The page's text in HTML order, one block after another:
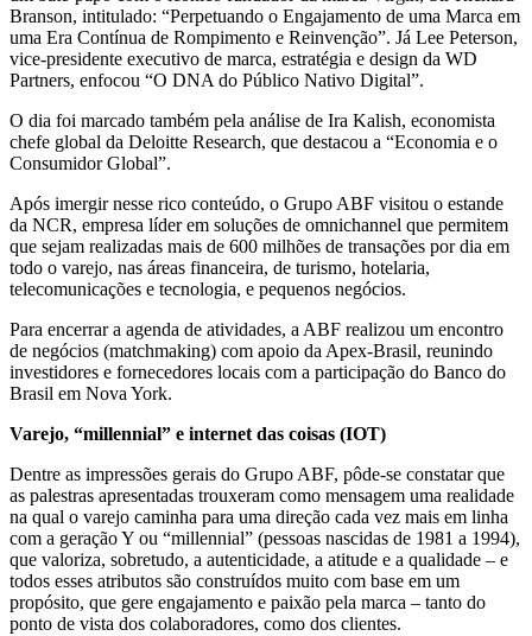
Branson, intitulado: “Perpetuando o Engajamento de uma Marca em
uma Era Contínua de Rompimento e Reinvenção”. Já Lee Peterson,
vice-presidente executivo de marca, estratégia e design da WD
Partners, enfocou “O DNA do Público Nativo Digital”.
O dia foi marcado também pela análise de Ira Kalish, economista
chefe global da Deloitte Research, que destacou a “Economia e o
Consumidor Global”.
Após imergir nesse rico conteúdo, o Grupo ABF visitou o estande
da NCR, empresa líder em soluções de omnichannel que permitem
que sejam realizadas mais de 600 milhões de transações por dia em
todo o varejo, nas áreas financeira, de turismo, hotelaria,
telecomunicações e tecnologia, e pequenos negócios.
Para encerrar a agenda de atividades, a ABF realizou um encontro
de negócios (matchmaking) com apoio da Apex-Brasil, reunindo
investidores e fornecedores locais com a participação do Banco do
Brasil em Nova York.
Varejo, “millennial” e internet das coisas (IOT)
Dentre as impressões gerais do Grupo ABF, pôde-se constatar que
as palestras apresentadas trouxeram como mensagem uma realidade
na qual o varejo caminha para uma direção cada vez mais em linha
com a geração Y ou “millennial” (pessoas nascidas de 1981 a 1994),
que valoriza, sobretudo, a autenticidade, a atitude e a qualidade – e
todos esses atributos são construídos muito com base em um
propósito, que gere engajamento e paixão pela marca – tanto do
ponto de vista dos colaboradores, como dos clientes.